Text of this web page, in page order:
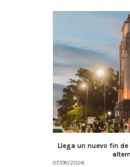
Llega un nuevo fin
07/08/2026